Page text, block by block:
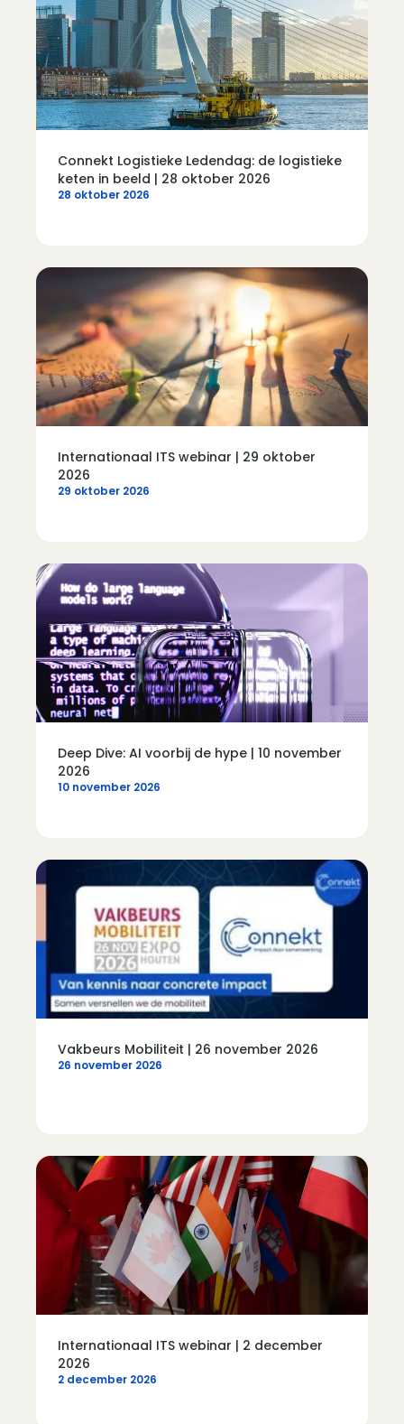
Connekt Logistieke Ledendag: de logistieke
keten in beeld | 28 oktober 2026
28 oktober 2026
Internationaal ITS webinar | 29 oktober
2026
29 oktober 2026
Deep Dive: AI voorbij de hype | 10 november
2026
10 november 2026
Vakbeurs Mobiliteit | 26 november 2026
26 november 2026
Internationaal ITS webinar | 2 december
2026
2 december 2026